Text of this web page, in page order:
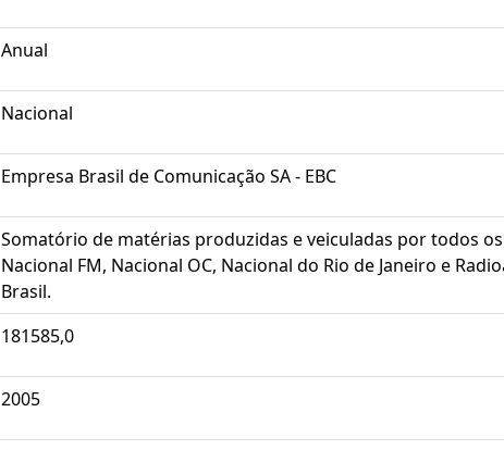
Anual
Nacional
Empresa Brasil de Comunicação SA - EBC
Somatório de matérias produzidas e veiculadas por todos
Nacional FM, Nacional OC, Nacional do Rio de Janeiro e
Brasil.
181585,0
2005